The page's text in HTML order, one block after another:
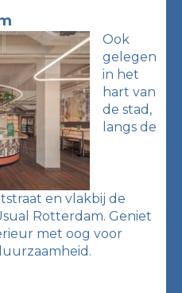
Ook
gelegen
in het
hart van
de stad,
langs de
en vlakbij de
Rotterdam. Geniet
met oog voor